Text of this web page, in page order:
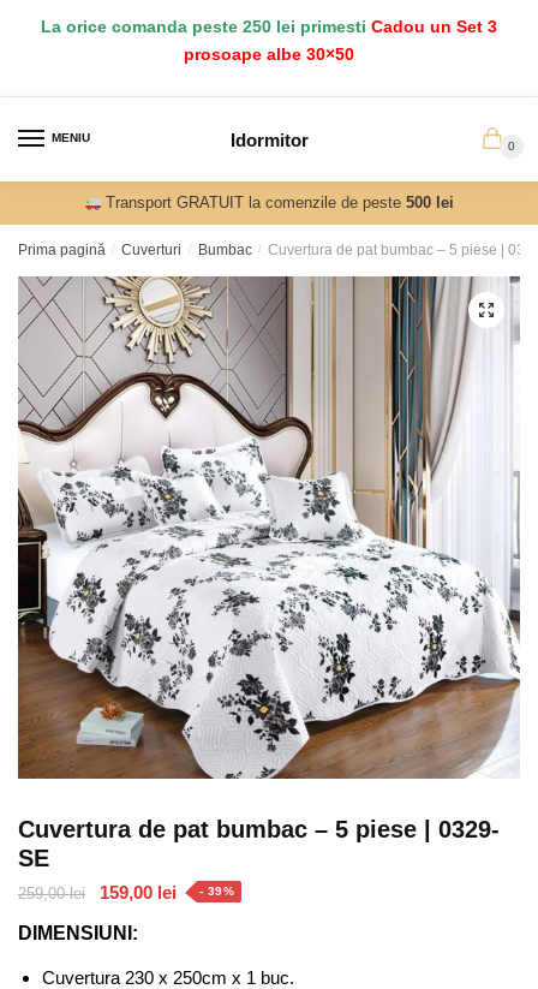
La orice comanda peste 250 lei primesti Cadou un Set 3
prosoape albe 30×50
MENIU Idormitor 0
Transport GRATUIT la comenzile de peste500 lei
Prima pagină / Cuverturi / Bumbac / Cuvertura de pat bumbac – 5 piese |
Cuvertura de pat bumbac – 5 piese | 0329-
SE
259,00lei
Prețul
a
fost:
159,00 lei Prețul
159,00 lei.
- 39%
DIMENSIUNI:
Cuvertura 230 x 250cm x 1 buc.